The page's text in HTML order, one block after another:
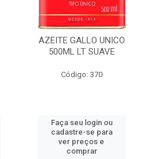
AZEITE GALLO UNICO
500ML LT SUAVE
Código: 370
Faça seu login ou
cadastre-se para
ver preços e
comprar